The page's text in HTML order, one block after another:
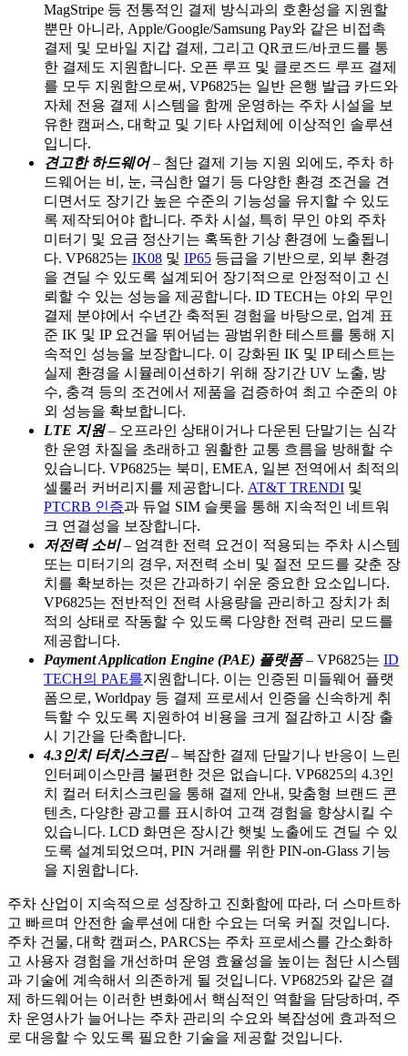
MagStripe 등 전통적인 결제 방식과의 호환성을 지원할
뿐만 아니라, Apple/Google/Samsung Pay와 같은 비접촉
결제 및 모바일 지갑 결제, 그리고 QR코드/바코드를 통
한 결제도 지원합니다. 오픈 루프 및 클로즈드 루프 결제
를 모두 지원함으로써, VP6825는 일반 은행 발급 카드와
자체 전용 결제 시스템을 함께 운영하는 주차 시설을 보
유한 캠퍼스, 대학교 및 기타 사업체에 이상적인 솔루션
입니다.
견고한 하드웨어– 첨단 결제 기능 지원 외에도, 주차 하
드웨어는 비, 눈, 극심한 열기 등 다양한 환경 조건을 견
디면서도 장기간 높은 수준의 기능성을 유지할 수 있도
록 제작되어야 합니다. 주차 시설, 특히 무인 야외 주차
미터기 및 요금 정산기는 혹독한 기상 환경에 노출됩니
다. VP6825는 IK08 및 IP65 등급을 기반으로, 외부 환경
을 견딜 수 있도록 설계되어 장기적으로 안정적이고 신
뢰할 수 있는 성능을 제공합니다. ID TECH는 야외 무인
결제 분야에서 수년간 축적된 경험을 바탕으로, 업계 표
준 IK 및 IP 요건을 뛰어넘는 광범위한 테스트를 통해 지
속적인 성능을 보장합니다. 이 강화된 IK 및 IP 테스트는
실제 환경을 시뮬레이션하기 위해 장기간 UV 노출, 방
수, 충격 등의 조건에서 제품을 검증하여 최고 수준의 야
외 성능을 확보합니다.
LTE 지원– 오프라인 상태이거나 다운된 단말기는 심각
한 운영 차질을 초래하고 원활한 교통 흐름을 방해할 수
있습니다. VP6825는 북미, EMEA, 일본 전역에서 최적의
셀룰러 커버리지를 제공합니다. AT&T TRENDI 및
PTCRB 인증과 듀얼 SIM 슬롯을 통해 지속적인 네트워
크 연결성을 보장합니다.
저전력 소비– 엄격한 전력 요건이 적용되는 주차 시스템
또는 미터기의 경우, 저전력 소비 및 절전 모드를 갖춘 장
치를 확보하는 것은 간과하기 쉬운 중요한 요소입니다.
VP6825는 전반적인 전력 사용량을 관리하고 장치가 최
적의 상태로 작동할 수 있도록 다양한 전력 관리 모드를
제공합니다.
Payment Application Engine (PAE) 플랫폼– VP6825는 ID
TECH의 PAE를지원합니다. 이는 인증된 미들웨어 플랫
폼으로, Worldpay 등 결제 프로세서 인증을 신속하게 취
득할 수 있도록 지원하여 비용을 크게 절감하고 시장 출
시 기간을 단축합니다.
4.3인치 터치스크린– 복잡한 결제 단말기나 반응이 느린
인터페이스만큼 불편한 것은 없습니다. VP6825의 4.3인
치 컬러 터치스크린을 통해 결제 안내, 맞춤형 브랜드 콘
텐츠, 다양한 광고를 표시하여 고객 경험을 향상시킬 수
있습니다. LCD 화면은 장시간 햇빛 노출에도 견딜 수 있
도록 설계되었으며, PIN 거래를 위한 PIN-on-Glass 기능
을 지원합니다.
주차 산업이 지속적으로 성장하고 진화함에 따라, 더 스마트하
고 빠르며 안전한 솔루션에 대한 수요는 더욱 커질 것입니다.
주차 건물, 대학 캠퍼스, PARCS는 주차 프로세스를 간소화하
고 사용자 경험을 개선하며 운영 효율성을 높이는 첨단 시스템
과 기술에 계속해서 의존하게 될 것입니다. VP6825와 같은 결
제 하드웨어는 이러한 변화에서 핵심적인 역할을 담당하며, 주
차 운영사가 늘어나는 주차 관리의 수요와 복잡성에 효과적으
로 대응할 수 있도록 필요한 기술을 제공할 것입니다.